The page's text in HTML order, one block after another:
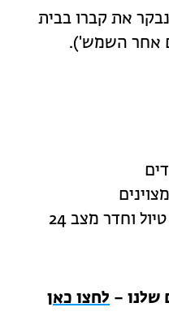
את קברו בבית
אחר השמש').
✅אישורים ביטחוניים לכל טיול וחדר מצב 24
שלנו – לחצו כאן